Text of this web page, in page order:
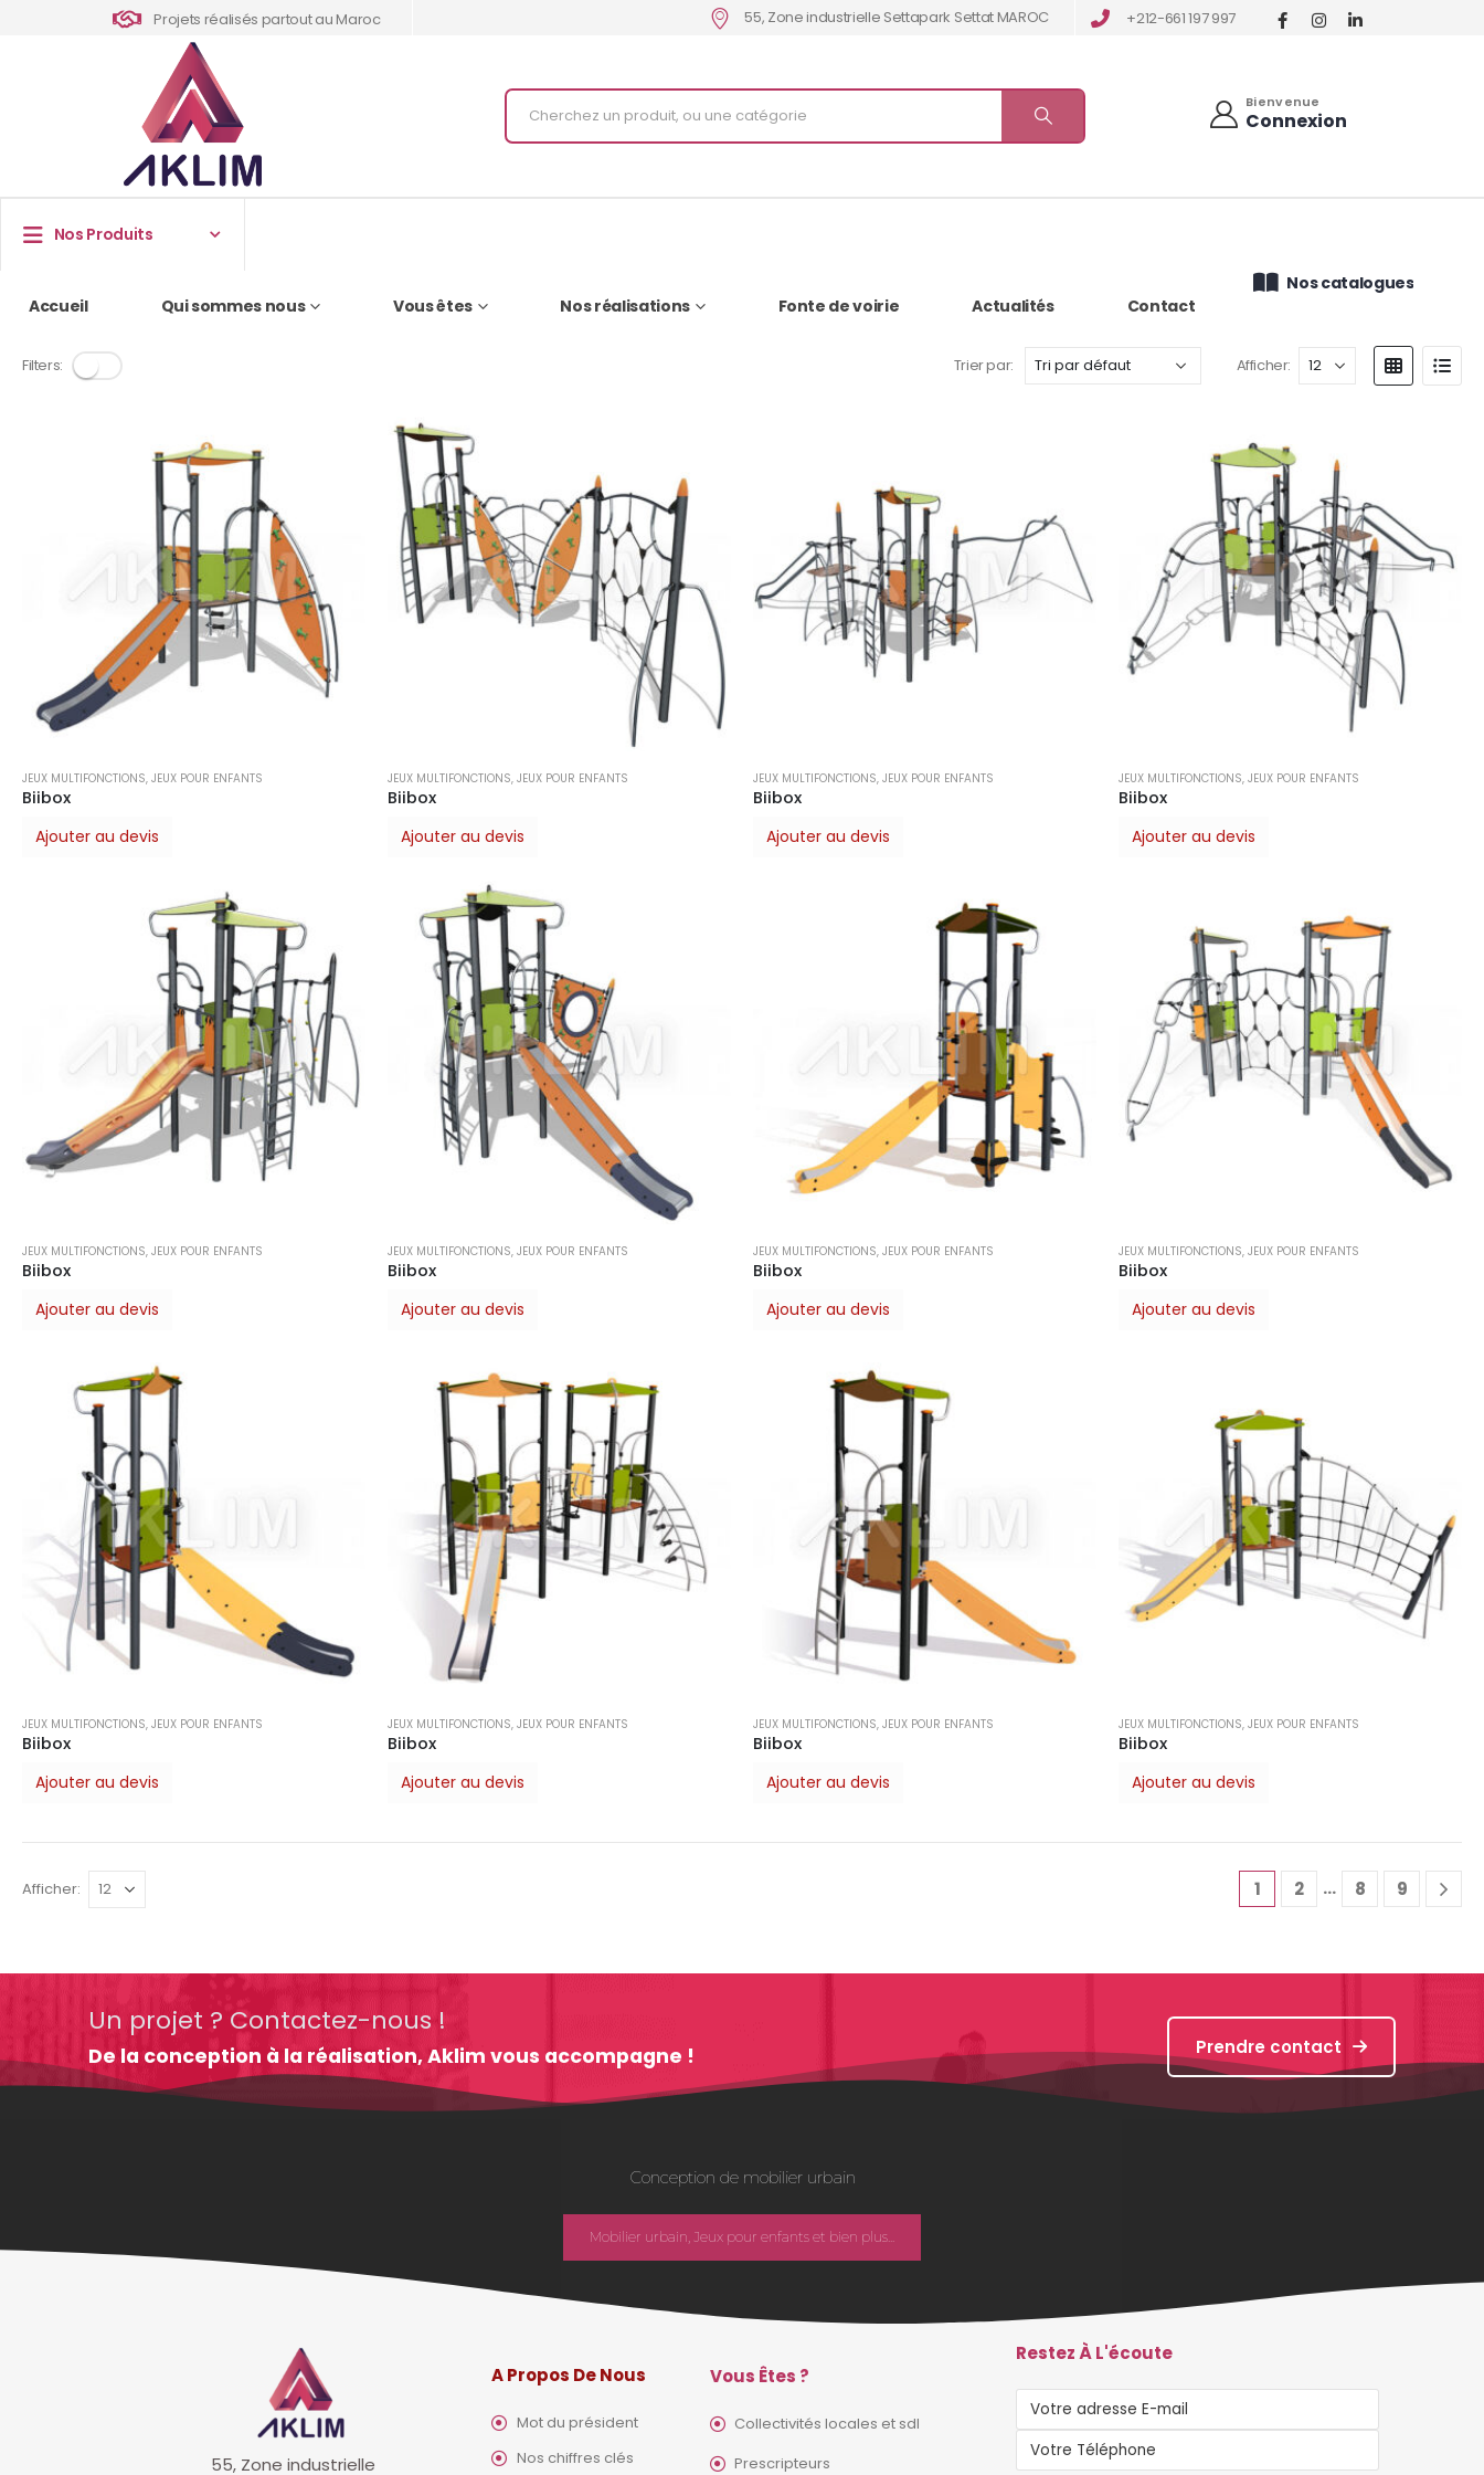
Projets réalisés partout au Maroc 55, Zone industrielle Settapark Settat MAROC +212-661 197 997
Bienvenue
Connexion
Nos Produits
Accueil Qui sommes nous Vous êtes Nos réalisations Fonte de voirie Actualités Contact
Nos catalogues
Filters: Trier par: Afficher:
JEUX MULTIFONCTIONS, JEUX POUR ENFANTS
Biibox
Ajouter au devis
JEUX MULTIFONCTIONS, JEUX POUR ENFANTS
Biibox
Ajouter au devis
JEUX MULTIFONCTIONS, JEUX POUR ENFANTS
Biibox
Ajouter au devis
JEUX MULTIFONCTIONS, JEUX POUR ENFANTS
Biibox
Ajouter au devis
JEUX MULTIFONCTIONS, JEUX POUR ENFANTS
Biibox
Ajouter au devis
JEUX MULTIFONCTIONS, JEUX POUR ENFANTS
Biibox
Ajouter au devis
JEUX MULTIFONCTIONS, JEUX POUR ENFANTS
Biibox
Ajouter au devis
JEUX MULTIFONCTIONS, JEUX POUR ENFANTS
Biibox
Ajouter au devis
JEUX MULTIFONCTIONS, JEUX POUR ENFANTS
Biibox
Ajouter au devis
JEUX MULTIFONCTIONS, JEUX POUR ENFANTS
Biibox
Ajouter au devis
JEUX MULTIFONCTIONS, JEUX POUR ENFANTS
Biibox
Ajouter au devis
JEUX MULTIFONCTIONS, JEUX POUR ENFANTS
Biibox
Ajouter au devis
Afficher: 1 2 … 8 9
Un projet ? Contactez-nous !
De la conception à la réalisation, Aklim vous accompagne ! Prendre contact
Conception de mobilier urbain
Mobilier urbain, Jeux pour enfants et bien plus...
55, Zone industrielle
A Propos De Nous
Mot du président
Nos chiffres clés
Vous Êtes ?
Collectivités locales et sdl
Prescripteurs
Restez À L'écoute